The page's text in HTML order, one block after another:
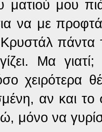
ματιού μου
να με
πάντα
Μα
χειρότερα
αν και
μόνο να